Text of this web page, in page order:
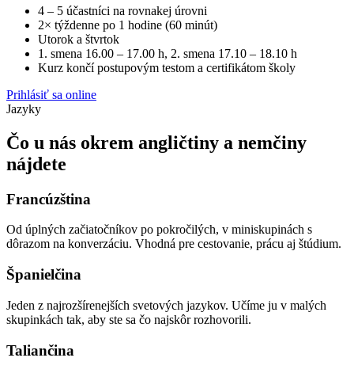
4 – 5 účastníci na rovnakej úrovni
2× týždenne po 1 hodine (60 minút)
Utorok a štvrtok
1. smena 16.00 – 17.00 h, 2. smena 17.10 – 18.10 h
Kurz končí postupovým testom a certifikátom školy
Prihlásiť sa online
Jazyky
Čo u nás okrem angličtiny a nemčiny
nájdete
Francúzština
Od úplných začiatočníkov po pokročilých, v miniskupinách s
dôrazom na konverzáciu. Vhodná pre cestovanie, prácu aj štúdium.
Španielčina
Jeden z najrozšírenejších svetových jazykov. Učíme ju v malých
skupinkách tak, aby ste sa čo najskôr rozhovorili.
Taliančina